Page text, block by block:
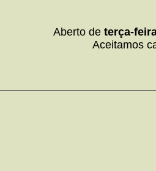
Aberto deterça-
Aceitamos